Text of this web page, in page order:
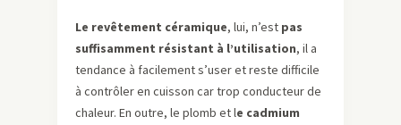
Le revêtement céramique, lui, n’est pas
suffisamment résistant à l’utilisation, il a
tendance à facilement s’user et reste difficile
à contrôler en cuisson car trop conducteur de
chaleur. En outre, le plomb et le cadmium